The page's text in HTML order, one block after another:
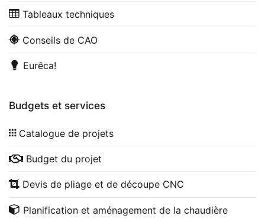
Tableaux techniques
Conseils de CAO
Eurêca!
Budgets et services
Catalogue de projets
Budget du projet
Devis de pliage et de découpe CNC
Planification et aménagement de la chaudière